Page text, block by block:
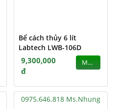
Bể cách thủy 6 lít
Labtech LWB-106D
9,300,000
đ
MUA
0975.646.818 Ms.Nhung